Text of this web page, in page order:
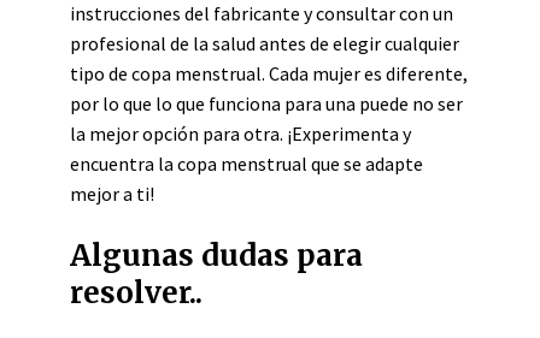
instrucciones del fabricante y consultar con un
profesional de la salud antes de elegir cualquier
tipo de copa menstrual. Cada mujer es diferente,
por lo que lo que funciona para una puede no ser
la mejor opción para otra. ¡Experimenta y
encuentra la copa menstrual que se adapte
mejor a ti!
Algunas dudas para
resolver..